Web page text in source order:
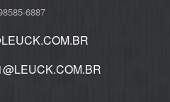
6887